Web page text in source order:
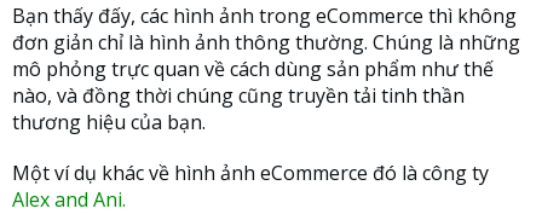
Bạn thấy đấy, các hình ảnh trong eCommerce thì không
đơn giản chỉ là hình ảnh thông thường. Chúng là những
mô phỏng trực quan về cách dùng sản phẩm như thế
nào, và đồng thời chúng cũng truyền tải tinh thần
thương hiệu của bạn.
Một ví dụ khác về hình ảnh eCommerce đó là công ty
Alex and Ani.